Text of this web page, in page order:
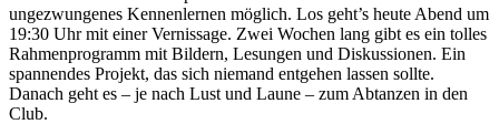
ungezwungenes Kennenlernen möglich. Los geht’s heute Abend um
19:30 Uhr mit einer Vernissage. Zwei Wochen lang gibt es ein tolles
Rahmenprogramm mit Bildern, Lesungen und Diskussionen. Ein
spannendes Projekt, das sich niemand entgehen lassen sollte.
Danach geht es – je nach Lust und Laune – zum Abtanzen in den
Club.